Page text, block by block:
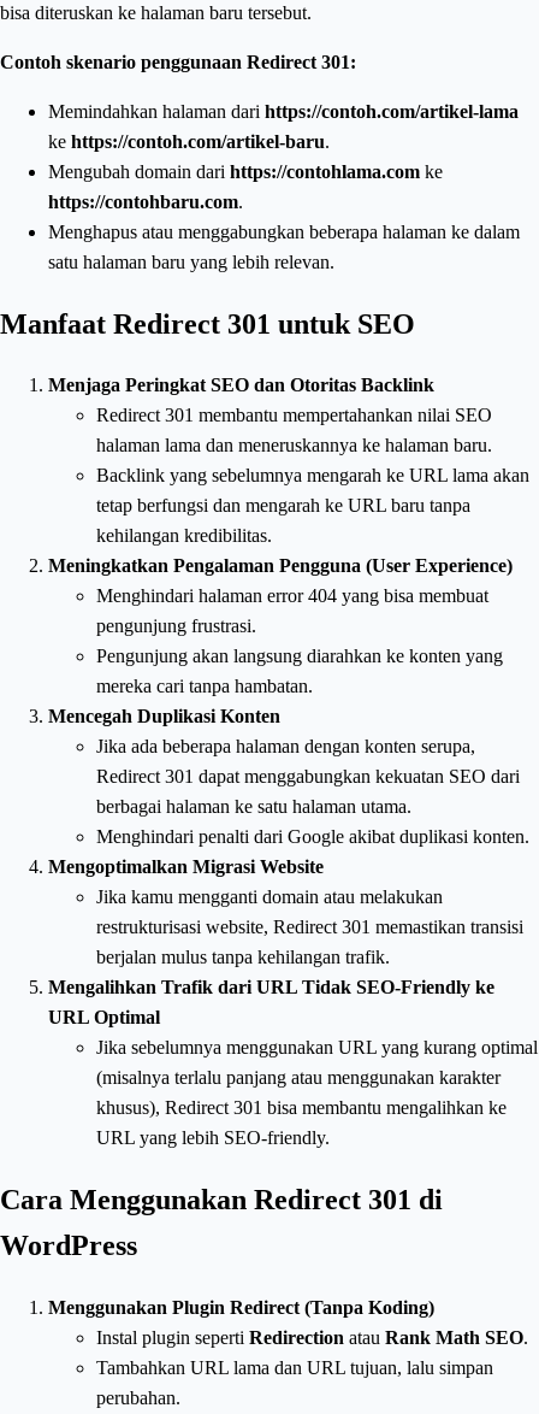
bisa diteruskan ke halaman baru tersebut.
Contoh skenario penggunaan Redirect 301:
Memindahkan halaman dari https://contoh.com/artikel-lama
ke https://contoh.com/artikel-baru.
Mengubah domain dari https://contohlama.com ke
https://contohbaru.com.
Menghapus atau menggabungkan beberapa halaman ke dalam
satu halaman baru yang lebih relevan.
Manfaat Redirect 301 untuk SEO
Menjaga Peringkat SEO dan Otoritas Backlink
Redirect 301 membantu mempertahankan nilai SEO
halaman lama dan meneruskannya ke halaman baru.
Backlink yang sebelumnya mengarah ke URL lama akan
tetap berfungsi dan mengarah ke URL baru tanpa
kehilangan kredibilitas.
Meningkatkan Pengalaman Pengguna (User Experience)
Menghindari halaman error 404 yang bisa membuat
pengunjung frustrasi.
Pengunjung akan langsung diarahkan ke konten yang
mereka cari tanpa hambatan.
Mencegah Duplikasi Konten
Jika ada beberapa halaman dengan konten serupa,
Redirect 301 dapat menggabungkan kekuatan SEO dari
berbagai halaman ke satu halaman utama.
Menghindari penalti dari Google akibat duplikasi konten.
Mengoptimalkan Migrasi Website
Jika kamu mengganti domain atau melakukan
restrukturisasi website, Redirect 301 memastikan transisi
berjalan mulus tanpa kehilangan trafik.
Mengalihkan Trafik dari URL Tidak SEO-Friendly ke
URL Optimal
Jika sebelumnya menggunakan URL yang kurang optimal
(misalnya terlalu panjang atau menggunakan karakter
khusus), Redirect 301 bisa membantu mengalihkan ke
URL yang lebih SEO-friendly.
Cara Menggunakan Redirect 301 di
WordPress
Menggunakan Plugin Redirect (Tanpa Koding)
Instal plugin seperti Redirection atau Rank Math SEO.
Tambahkan URL lama dan URL tujuan, lalu simpan
perubahan.